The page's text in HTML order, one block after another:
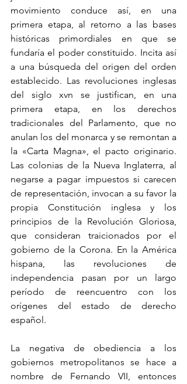
movimiento conduce así, en una
primera etapa, al retorno a las bases
históricas primordiales en que se
fundaría el poder constituido. Incita así
a una búsqueda del origen del orden
establecido. Las revoluciones inglesas
del siglo xvn se justifican, en una
primera etapa, en los derechos
tradicionales del Parlamento, que no
anulan los del monarca y se remontan a
la «Carta Magna», el pacto originario.
Las colonias de la Nueva Inglaterra, al
negarse a pagar impuestos si carecen
de representación, invocan a su favor la
propia Constitución inglesa y los
principios de la Revolución Gloriosa,
que consideran traicionados por el
gobierno de la Corona. En la América
hispana, las revoluciones de
independencia pasan por un largo
período de reencuentro con los
orígenes del estado de derecho
español.
La negativa de obediencia a los
gobiernos metropolitanos se hace a
nombre de Fernando VII, entonces